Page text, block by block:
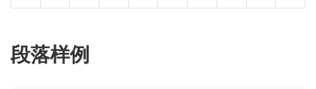
段落样例